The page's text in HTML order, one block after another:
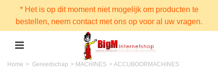
* Het is op dit moment niet mogelijk om producten te
bestellen, neem contact met ons op voor al uw vragen.
Home > Gereedschap > MACHINES > ACCUBOORMACHINES